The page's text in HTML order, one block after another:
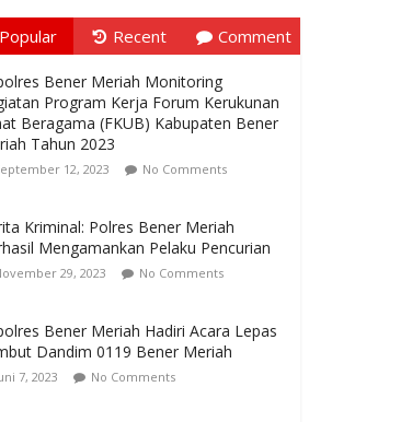
Popular Recent Comment
Bener Meriah Monitoring
Program Kerja Forum Kerukunan
Beragama (FKUB) Kabupaten Bener
Tahun 2023
12, 2023 No Comments
Kriminal: Polres Bener Meriah
Mengamankan Pelaku Pencurian
29, 2023 No Comments
Bener Meriah Hadiri Acara Lepas
Dandim 0119 Bener Meriah
7, 2023 No Comments